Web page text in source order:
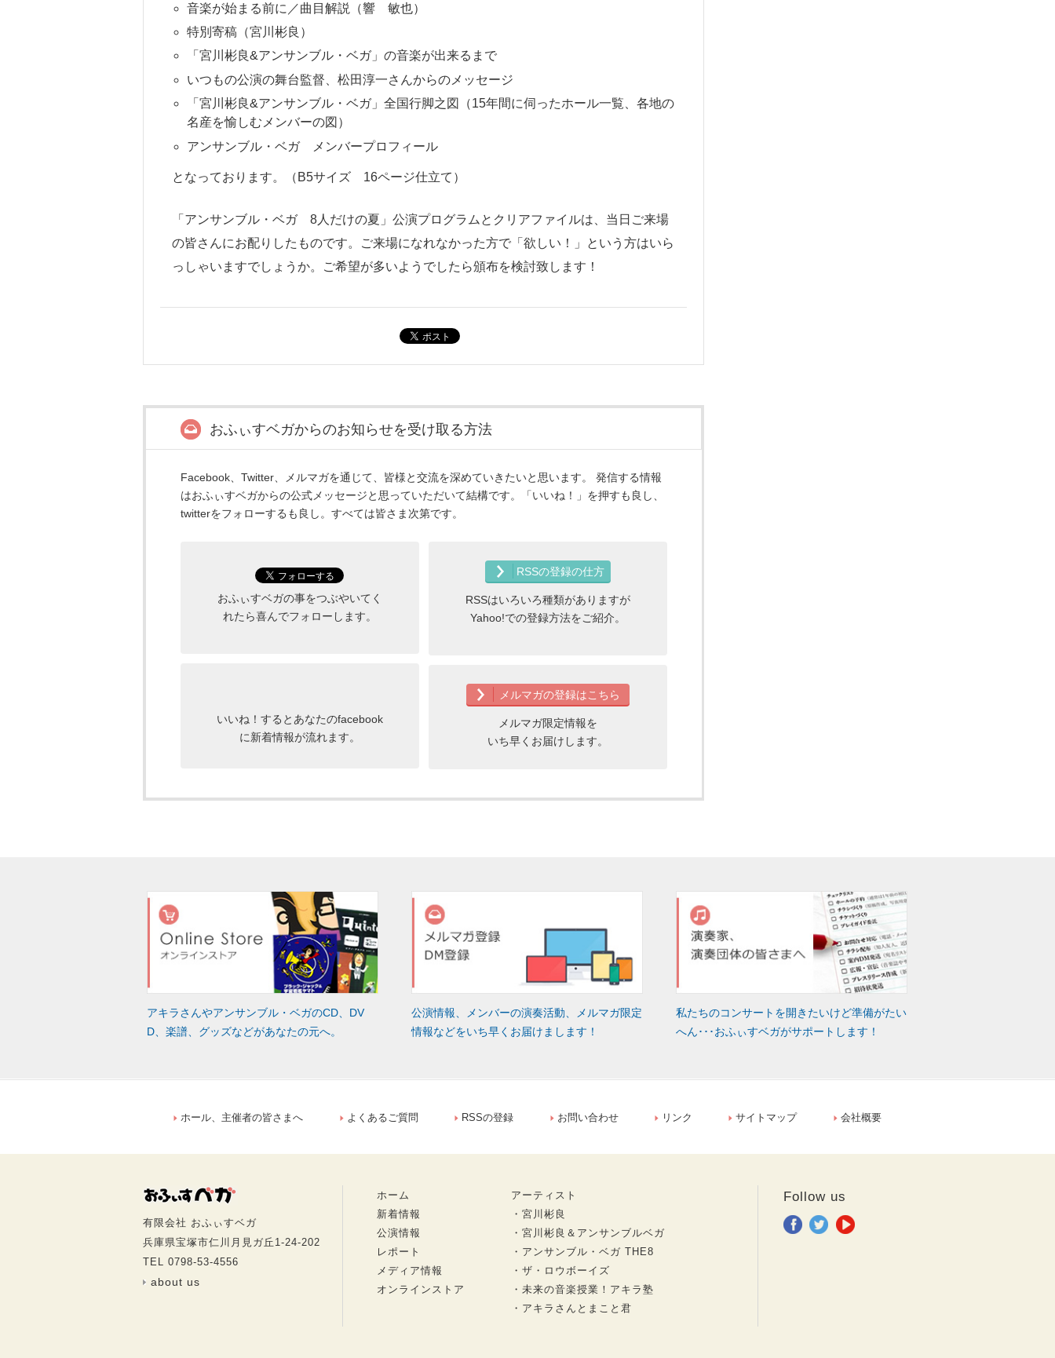
音楽が始まる前に／曲目解説（響 敏也）
特別寄稿（宮川彬良）
「宮川彬良&アンサンブル・ベガ」の音楽が出来るまで
いつもの公演の舞台監督、松田淳一さんからのメッセージ
「宮川彬良&アンサンブル・ベガ」全国行脚之図（15年間に伺ったホール一覧、各地の
名産を愉しむメンバーの図）
アンサンブル・ベガ メンバープロフィール
となっております。（B5サイズ 16ページ仕立て）
「アンサンブル・ベガ 8人だけの夏」公演プログラムとクリアファイルは、当日ご来場
の皆さんにお配りしたものです。ご来場になれなかった方で「欲しい！」という方はいら
っしゃいますでしょうか。ご希望が多いようでしたら頒布を検討致します！
おふぃすベガからのお知らせを受け取る方法
Facebook、Twitter、メルマガを通じて、皆様と交流を深めていきたいと思います。 発信する情報
はおふぃすベガからの公式メッセージと思っていただいて結構です。「いいね！」を押すも良し、
twitterをフォローするも良し。すべては皆さま次第です。
おふぃすベガの事をつぶやいてく
れたら喜んでフォローします。
RSSの登録の仕方
RSSはいろいろ種類がありますが
Yahoo!での登録方法をご紹介。
いいね！するとあなたのfacebook
に新着情報が流れます。
メルマガの登録はこちら
メルマガ限定情報を
いち早くお届けします。
アキラさんやアンサンブル・ベガのCD、DV
D、楽譜、グッズなどがあなたの元へ。
公演情報、メンバーの演奏活動、メルマガ限定
情報などをいち早くお届けまします！
私たちのコンサートを開きたいけど準備がたい
へん･･･おふぃすベガがサポートします！
ホール、主催者の皆さまへ よくあるご質問 RSSの登録 お問い合わせ リンク サイトマップ 会社概要
有限会社 おふぃすベガ
兵庫県宝塚市仁川月見ガ丘1-24-202
TEL 0798-53-4556
about us
ホーム
新着情報
公演情報
レポート
メディア情報
オンラインストア
アーティスト
・宮川彬良
・宮川彬良＆アンサンブルベガ
・アンサンブル・ベガ THE8
・ザ・ロウボーイズ
・未来の音楽授業！アキラ塾
・アキラさんとまこと君
Follow us